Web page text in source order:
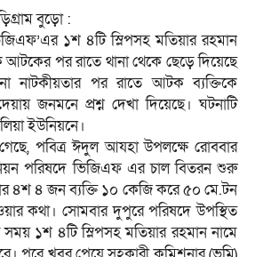
বুড়ো :
১শ ৪টি স্লিপসহ মতিয়ার রহমান
পর রাতে থানা থেকে ছেড়ে দিয়েছে
নাটকীয়তার পর রাতে আটক ব্যক্তিকে
জনমনে প্রশ্ন দেখা দিয়েছে। ঘটনাটি
ইউনিয়নে।
গেছে, পবিত্র ঈদুল আযহা উপলক্ষে রোববার
পরিষদে ভিজিএফ এর চাল বিতরন শুরু
৪শ ৪ জন ব্যক্তি ১০ কেজি করে ৫০ মে.টন
কথা। সোমবার দুপুরে পরিষদে উপস্থিত
১শ ৪টি স্লিপসহ মতিয়ার রহমান নামে